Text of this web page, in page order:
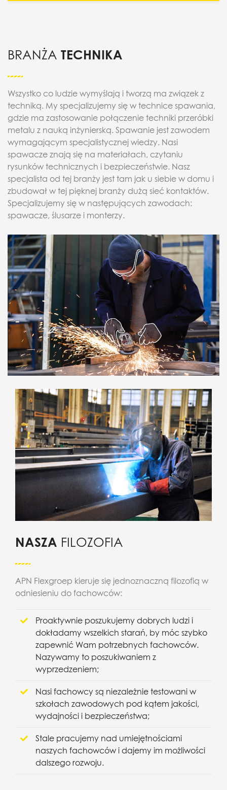
BRANŻA TECHNIKA
Wszystko co ludzie wymyślają i tworzą ma związek z
techniką. My specjalizujemy się w technice spawania,
gdzie ma zastosowanie połączenie techniki przeróbki
metalu z nauką inżynierską. Spawanie jest zawodem
wymagającym specjalistycznej wiedzy. Nasi
spawacze znają się na materiałach, czytaniu
rysunków technicznych i bezpieczeństwie. Nasz
specjalista od tej branży jest tam jak u siebie w domu i
zbudował w tej pięknej branży dużą sieć kontaktów.
Specjalizujemy się w następujących zawodach:
spawacze, ślusarze i monterzy.
NASZA FILOZOFIA
APN Flexgroep kieruje się jednoznaczną filozofią w
odniesieniu do fachowców:
Proaktywnie poszukujemy dobrych ludzi i
dokładamy wszelkich starań, by móc szybko
zapewnić Wam potrzebnych fachowców.
Nazywamy to poszukiwaniem z
wyprzedzeniem;
Nasi fachowcy są niezależnie testowani w
szkołach zawodowych pod kątem jakości,
wydajności i bezpieczeństwa;
Stale pracujemy nad umiejętnościami
naszych fachowców i dajemy im możliwości
dalszego rozwoju.